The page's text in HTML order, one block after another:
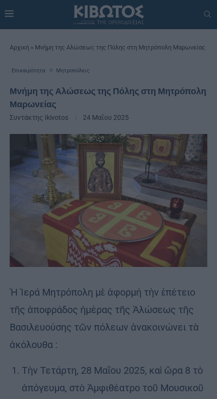
Αρχική » Μνήμη της Αλώσεως της Πόλης στη Μητρόπολη Μαρωνείας
Επικαιρότητα Μητροπόλεις
Μνήμη της Αλώσεως της Πόλης στη Μητρόπολη
Μαρωνείας
Συντάκτης Ikivotos 24 Μαΐου 2025
Ἡ Ἱερά Μητρόπολη μὲ ἀφορμή τὴν ἐπέτειο
τῆς ἀποφράδος ἡμέρας τῆς Ἁλώσεως τῆς
Βασιλευούσης τῶν πόλεων ἀνακοινώνει τὰ
ἀκόλουθα :
Τὴν Τετάρτη, 28 Μαΐου 2025, καὶ ὥρα 8 τὸ
ἀπόγευμα, στὸ Ἀμφιθέατρο τοῦ Μουσικοῦ